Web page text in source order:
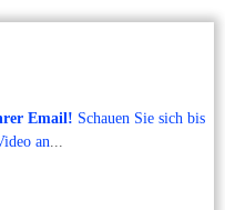
Email! Schauen Sie sich bis
an...